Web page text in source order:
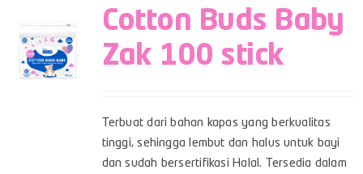
Cotton Buds Baby
Zak 100 stick
Terbuat dari bahan kapas yang berkualitas
tinggi, sehingga lembut dan halus untuk bayi
dan sudah bersertifikasi Halal. Tersedia dalam